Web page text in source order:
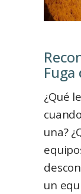
Fuga de talentoㅤ
¿Qué
una?
un